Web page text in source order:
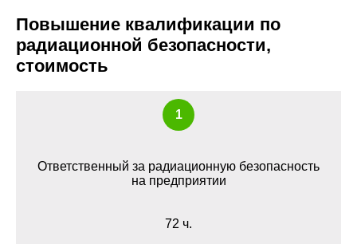
Повышение квалификации по
радиационной безопасности,
стоимость
1
Ответственный за радиационную безопасность
на предприятии
72 ч.